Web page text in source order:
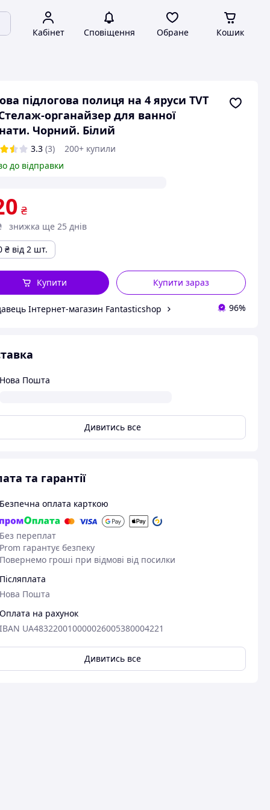
Кабінет Сповіщення Обране Кошик
підлогова полиця на 4 яруси TVT
органайзер для ванної
Чорний. Білий
3.3 (3)
200+ купили
до відправки
₴
знижка ще 25 днів
₴ від 2 шт.
Купити зараз
Купити
Інтернет-магазин Fantasticshop 96%
Пошта
Дивитись все
та гарантії
оплата карткою
переплат
гарантує безпеку
гроші при відмові від посилки
Пошта
на рахунок
UA483220010000026005380004221
Дивитись все